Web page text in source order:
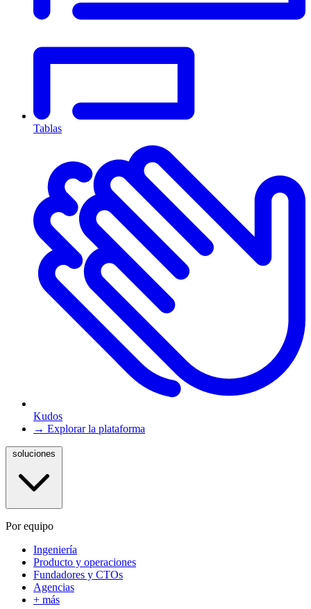
Tablas
Kudos
→ Explorar la plataforma
Por equipo
Ingeniería
Producto y operaciones
Fundadores y CTOs
Agencias
+ más